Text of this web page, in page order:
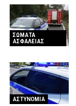
ΣΩΜΑΤΑ
ΑΣΦΑΛΕΙΑΣ
ΑΣΤΥΝΟΜΙΑ